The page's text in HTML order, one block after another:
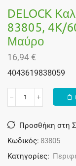
DELOCK
83805, 4K/
Μαύρο
16,94 €
4043619838059
Προσθήκη στη
Κωδικός: 83805
Κατηγορίες: